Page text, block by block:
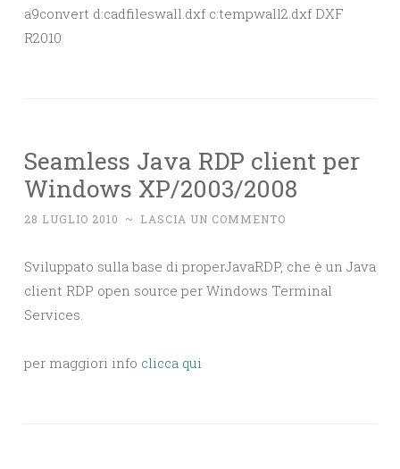
a9convert d:cadfileswall.dxf c:tempwall2.dxf DXF
R2010
Seamless Java RDP client per
Windows XP/2003/2008
28 LUGLIO 2010 ~ LASCIA UN COMMENTO
Sviluppato sulla base di properJavaRDP, che è un Java
client RDP open source per Windows Terminal
Services.
per maggiori info clicca qui